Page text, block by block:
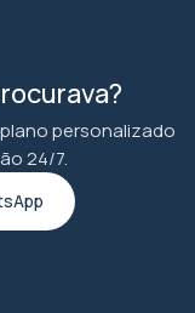
personalizado
24/7.